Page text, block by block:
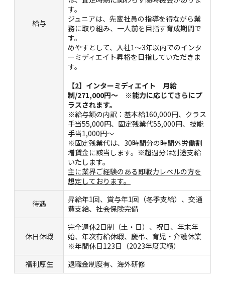
給与
す。
ジュニアは、先輩社員の指導を得ながら業
務に取り組み、一人前を目指す育成期間で
す。
めやすとして、入社1～3年以内でのインタ
ーミディエイト昇格を目指していただきま
す。
【2】インターミディエイト 月給
制/271,000円～ ※能力に応じてさらにプ
ラスされます。
※給与額の内訳：基本給160,000円、クラス
手当55,000円、固定残業代55,000円、技能
手当1,000円～
※固定残業代は、30時間分の時間外労働割
増賃金に該当します。※超過分は別途支給
いたします。
主に業界ご経験のある即戦力レベルの方を
想定しております。
待遇
昇給年1回、賞与年1回（冬季支給）、交通
費支給、社会保険完備
休日休暇
完全週休2日制（土・日）、祝日、年末年
始、年次有給休暇、慶弔、育児・介護休業
※年間休日123日（2023年度実績）
福利厚生
退職金制度有、海外研修